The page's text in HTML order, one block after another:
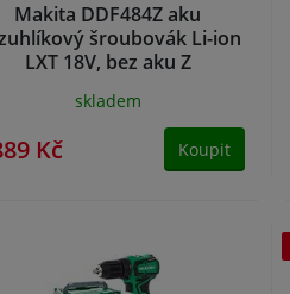
Makita DDF484Z aku
šroubovák Li-ion
LXT 18V, bez aku Z
skladem
Kč Koupit